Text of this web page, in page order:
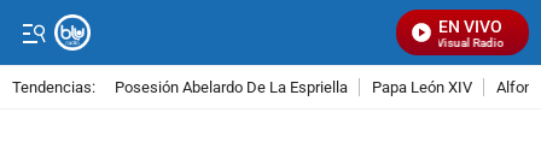
EN VIVO
Señal Visual Radio
Tendencias: Posesión Abelardo De La Espriella Papa León XIV